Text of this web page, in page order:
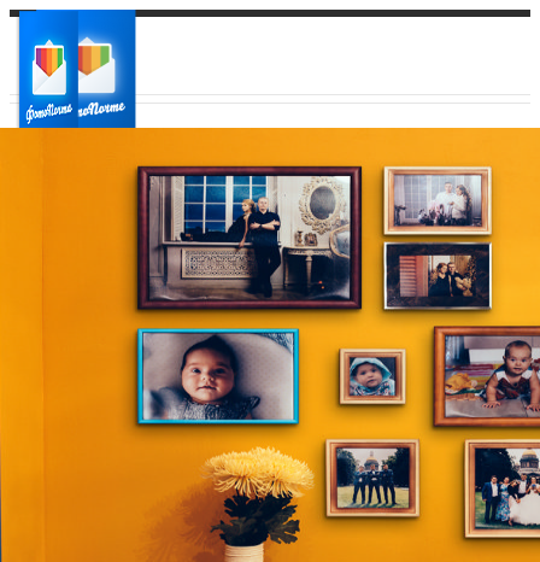
Ваш регион доставки
Выберите из списка: